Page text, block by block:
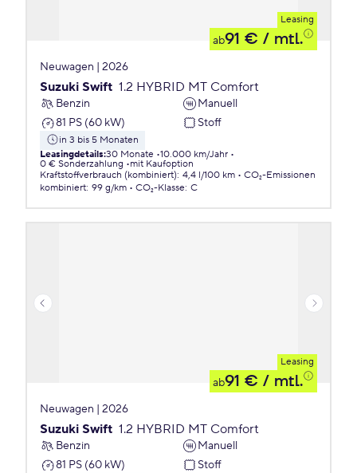
Leasing
ab91 € / mtl.
Neuwagen | 2026
Suzuki Swift 1.2 HYBRID MT Comfort
Benzin
Manuell
81 PS (60 kW)
Stoff
in 3 bis 5 Monaten
Leasingdetails:30 Monate 10.000 km/Jahr
0 € Sonderzahlung
mit Kaufoption
Kraftstoffverbrauch (kombiniert): 4,4 l/100 km
CO₂-Emissionen
kombiniert: 99 g/km CO₂-Klasse: C
Leasing
ab91 € / mtl.
Neuwagen | 2026
Suzuki Swift 1.2 HYBRID MT Comfort
Benzin
Manuell
81 PS (60 kW)
Stoff